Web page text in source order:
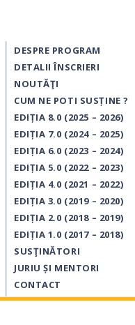
DESPRE PROGRAM
DETALII ÎNSCRIERI
NOUTĂŢI
CUM NE POTI SUSȚINE ?
EDIȚIA 8.0 (2025 – 2026)
EDIȚIA 7.0 (2024 – 2025)
EDIȚIA 6.0 (2023 – 2024)
EDIȚIA 5.0 (2022 – 2023)
EDIȚIA 4.0 (2021 – 2022)
EDIȚIA 3.0 (2019 – 2020)
EDIȚIA 2.0 (2018 – 2019)
EDIȚIA 1.0 (2017 – 2018)
SUSŢINĂTORI
JURIU ȘI MENTORI
CONTACT